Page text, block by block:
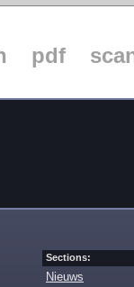
pdf
Sections:
Nieuws